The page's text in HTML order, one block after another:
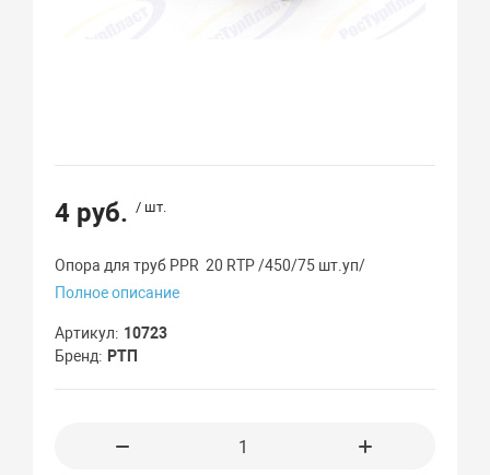
4 руб. / шт.
Опора для труб PPR 20 RTP /450/75 шт.уп/
Полное описание
Артикул
10723
Бренд
РТП